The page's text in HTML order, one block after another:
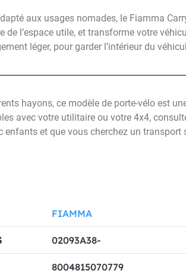
aux usages nomades, le Fiamma
de l’espace utile, et transforme votre
léger, pour garder l’intérieur du
hayons, ce modèle de porte-vélo est
avec votre utilitaire ou votre 4x4,
enfants et que vous cherchez un
FIAMMA
02093A38-
8004815070779